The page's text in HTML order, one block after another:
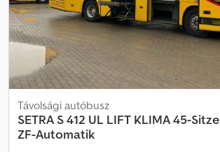
Távolsági autóbusz
SETRA S 412 UL LIFT KLIMA 45-Sitze
ZF-Automatik